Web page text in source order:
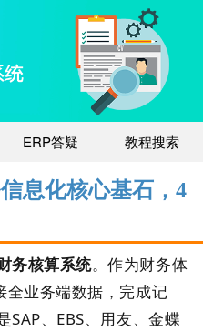
ERP答疑 教程搜索
息化核心基石，4
务核算系统。作为财务体
全业务端数据，完成记
SAP、EBS、用友、金蝶